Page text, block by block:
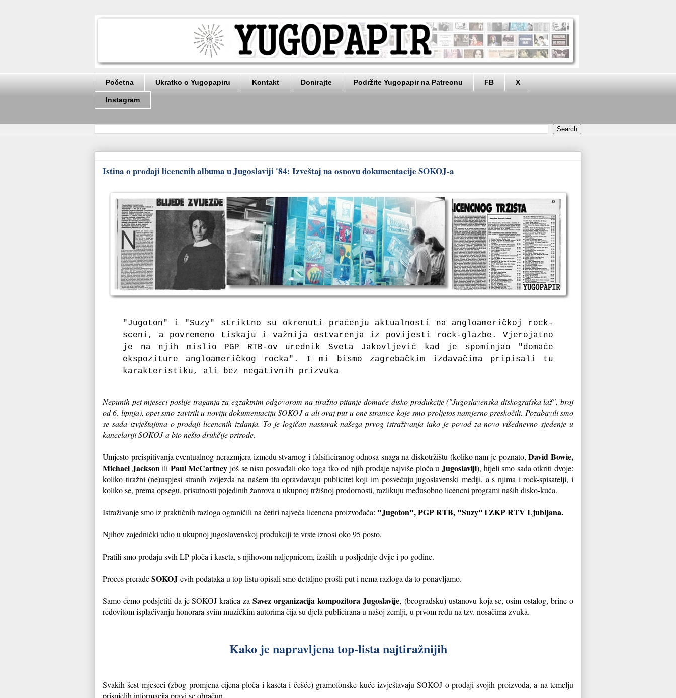
Početna Ukratko o Yugopapiru Kontakt Donirajte Podržite Yugopapir na Patreonu FB X
Instagram
Istina o prodaji licencnih albuma u Jugoslaviji '84: Izveštaj na osnovu dokumentacije SOKOJ-a
"Jugoton" i "Suzy" striktno su okrenuti praćenju aktualnosti na angloameričkoj rock-
sceni, a povremeno tiskaju i važnija ostvarenja iz povijesti rock-glazbe. Vjerojatno
je na njih mislio PGP RTB-ov urednik Sveta Jakovljević kad je spominjao "domaće
ekspoziture angloameričkog rocka". I mi bismo zagrebačkim izdavačima pripisali tu
karakteristiku, ali bez negativnih prizvuka
Nepunih pet mjeseci poslije traganja za egzaktnim odgovorom na tiražno pitanje domaće disko-produkcije ("Jugoslavenska diskografska laž", broj
od 6. lipnja), opet smo zavirili u noviju dokumentaciju SOKOJ-a ali ovaj put u one stranice koje smo proljetos namjerno preskočili. Pozabavili smo
se sada izvještajima o prodaji licencnih izdanja. To je logičan nastavak našega prvog istraživanja iako je povod za novo višednevno sjedenje u
kancelariji SOKOJ-a bio nešto drukčije prirode.
Umjesto preispitivanja eventualnog nerazmjera između stvarnog i falsificiranog odnosa snaga na diskotržištu (koliko nam je poznato,David Bowie,
Michael Jackson ili Paul McCartney još se nisu posvađali oko toga tko od njih prodaje najviše ploča u Jugoslaviji), htjeli smo sada otkriti dvoje:
koliko tiražni (ne)uspjesi stranih zvijezda na našem tlu opravdavaju publicitet koji im posvećuju jugoslavenski mediji, a s njima i rock-spisatelji, i
koliko se, prema opsegu, prisutnosti pojedinih žanrova u ukupnoj tržišnoj prodornosti, razlikuju međusobno licencni programi naših disko-kuća.
Istraživanje smo iz praktičnih razloga ograničili na četiri najveća licencna proizvođača: "Jugoton", PGP RTB, "Suzy" i ZKP RTV Ljubljana.
Njihov zajednički udio u ukupnoj jugoslavenskoj produkciji te vrste iznosi oko 95 posto.
Pratili smo prodaju svih LP ploča i kaseta, s njihovom naljepnicom, izašlih u posljednje dvije i po godine.
Proces preradeSOKOJ-evih podataka u top-listu opisali smo detaljno prošli put i nema razloga da to ponavljamo.
Samo ćemo podsjetiti da je SOKOJ kratica zaSavez organizacija kompozitora Jugoslavije, (beogradsku) ustanovu koja se, osim ostalog, brine o
redovitom isplaćivanju honorara svim muzičkim autorima čija su djela publicirana u našoj zemlji, u prvom redu na tzv. nosačima zvuka.
Kako je napravljena top-lista najtiražnijih
Svakih šest mjeseci (zbog promjena cijena ploča i kaseta i češće) gramofonske kuće izvještavaju SOKOJ o prodaji svojih proizvoda, a na temelju
prispjelih informacija pravi se obračun.